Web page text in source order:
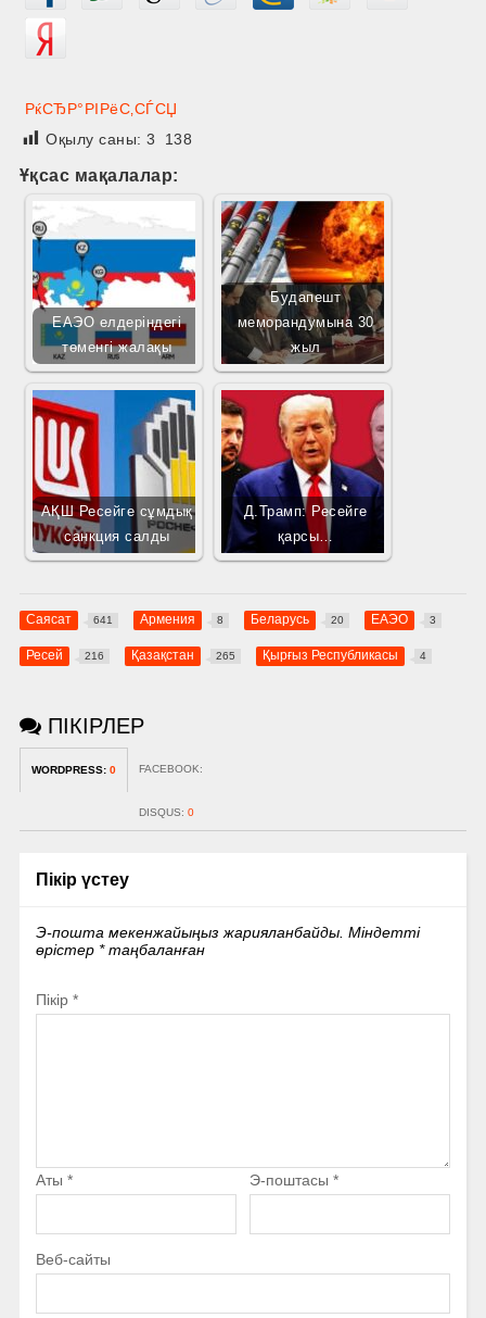
РќСЂР°РІРёС‚СЃСЏ
Оқылу саны:3 138
Ұқсас мақалалар:
ЕАЭО елдеріндегі
төменгі жалақы
Будапешт
меморандумына 30
жыл
АҚШ Ресейге сұмдық
санкция салды
Д.Трамп: Ресейге
қарсы…
Саясат 641 Армения 8 Беларусь 20 ЕАЭО 3
Ресей 216 Қазақстан 265 Қырғыз Республикасы 4
ПІКІРЛЕР
WORDPRESS: 0 FACEBOOK:
DISQUS: 0
Пікір үстеу
Э-пошта мекенжайыңыз жарияланбайды. Міндетті
өрістер *таңбаланған
Пікір *
Аты * Э-поштасы *
Веб-сайты